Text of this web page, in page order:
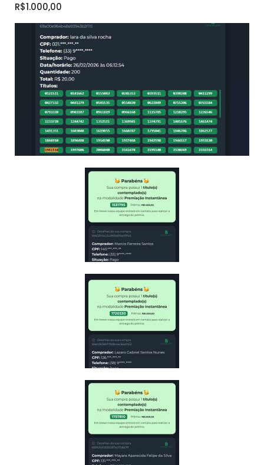
R$1.000,00